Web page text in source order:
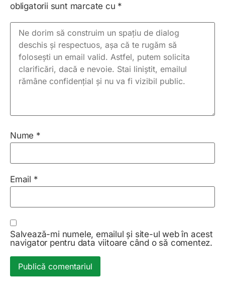
obligatorii sunt marcate cu *
Nume *
Email *
Salvează-mi numele, emailul și site-ul web în acest
navigator pentru data viitoare când o să comentez.